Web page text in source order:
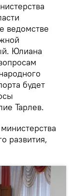
ведомстве
Юлиана
будет
Тарлев.
развития,